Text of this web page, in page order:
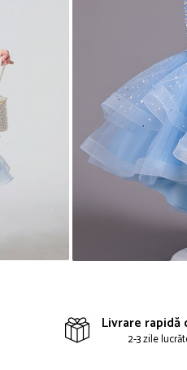
Livrare
2-3 zile